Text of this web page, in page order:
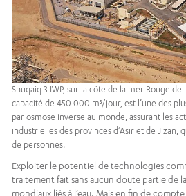
Shuqaiq 3 IWP, sur la côte de la mer Rouge de
capacité de 450 000 m³/jour, est l’une des
par osmose inverse au monde, assurant les
industrielles des provinces d’Asir et de Jizan,
de personnes.
Exploiter le potentiel de technologies
traitement fait sans aucun doute partie de
mondiaux liés à l’eau. Mais en fin de